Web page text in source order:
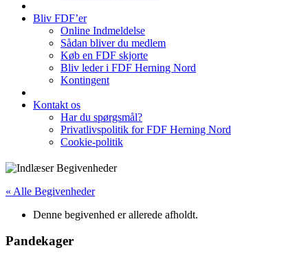
Bliv FDF’er
Online Indmeldelse
Sådan bliver du medlem
Køb en FDF skjorte
Bliv leder i FDF Herning Nord
Kontingent
Kontakt os
Har du spørgsmål?
Privatlivspolitik for FDF Herning Nord
Cookie-politik
« Alle Begivenheder
Denne begivenhed er allerede afholdt.
Pandekager